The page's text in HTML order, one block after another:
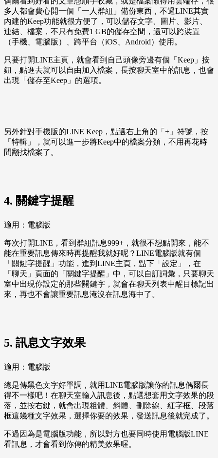
多人都會費心開一個「一人群組」備份東西，不過LINE其實
內建的Keep功能就很方便了，可以儲存文字、圖片、影片、
連結、檔案，不只有免費1 GB的儲存空間，還可以跨裝置
（手機、電腦版）、跨平台（iOS、Android）使用。
只要打開LINE主頁，就會看到自己頭像旁邊有個「Keep」按
鈕，點進去就可以自由加入檔案，長按聊天室中的訊息，也會
出現「儲存至Keep」的選項。
另外針對手機版的LINE Keep，點選右上角的「+」符號，按
「特輯」，就可以進一步將Keep中的檔案分類，不用再花時
間翻找檔案了。
4. 關鍵字提醒
適用：電腦版
每次打開LINE，看到群組訊息999+，就很不想點開來，能不
能在重要訊息傳來時再提醒我就好呢？LINE電腦版就有個
「關鍵字提醒」功能，進到LINE主頁，點下「設定」，在
「聊天」頁面的「關鍵字提醒」中，可以自訂詞彙，只要聊天
室中出現你設定的那些關鍵字，就會在聊天列表中醒目標記出
來，再也不會讓重要訊息淹沒在訊息海中了。
5. 訊息文字效果
適用：電腦版
總是傳黑色文字好單調，就用LINE電腦版讓你的訊息偶爾長
得不一樣吧！在聊天室輸入訊息後，點選想套用文字效果的段
落，並按右鍵，就會出現粗體、斜體、刪除線、紅字框、段落
框這幾種文字效果，選擇你要的效果，發送訊息後就完成了。
不過因為是電腦版功能，所以對方也要同時使用電腦版LINE
看訊息，才會看到你傳的精美效果喔。